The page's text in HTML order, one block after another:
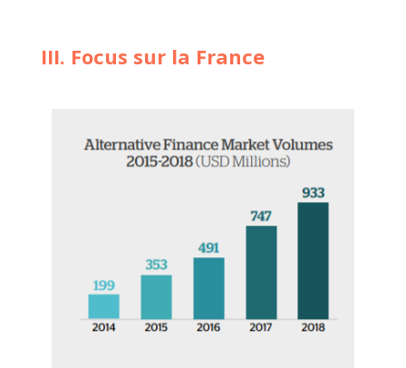
III. Focus sur la France